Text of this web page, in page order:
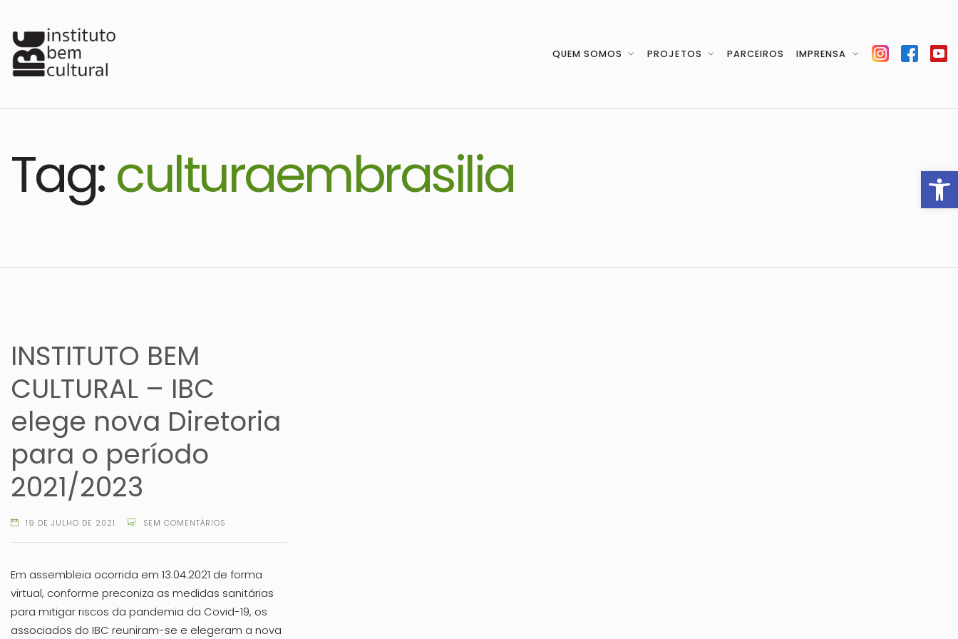
Barra de
QUEM SOMOS PROJETOS PARCEIROS IMPRENSA
Tag:culturaembrasilia
INSTITUTO BEM
CULTURAL – IBC
elege nova Diretoria
para o período
2021/2023
19 DE JULHO DE 2021 SEM COMENTÁRIOS
Em assembleia ocorrida em 13.04.2021 de forma
virtual, conforme preconiza as medidas sanitárias
para mitigar riscos da pandemia da Covid-19, os
associados do IBC reuniram-se e elegeram a nova